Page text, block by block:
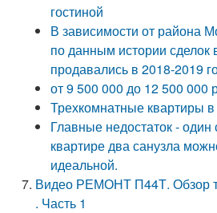
гостиной
В зависимости от района
по данным истории сделок
продавались в 2018-2019
от 9 500 000 до 12 500 000
Трехкомнатные квартиры
Главные недостаток - один
квартире два санузла
идеальной.
Видео РЕМОНТ П44Т. Обзор
. Часть 1